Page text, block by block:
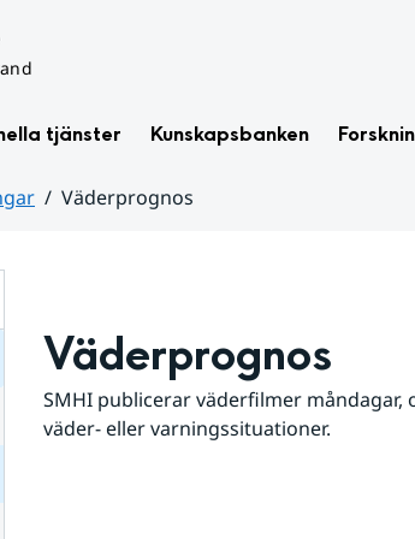
tjänster Kunskapsbanken
Väderprognos
Väderprognos
SMHI publicerar väderfilmer måndagar,
väder- eller varningssituationer.